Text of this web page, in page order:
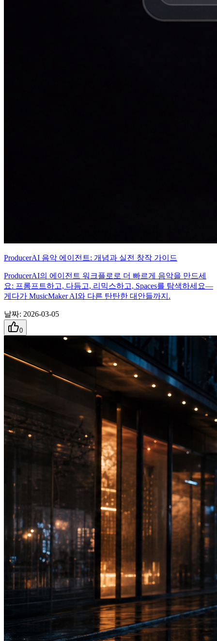
ProducerAI 음악 에이전트: 개념과 실전 창작 가이드
ProducerAI의 에이전트 워크플로로 더 빠르게 음악을 만드세
요: 프롬프트하고, 다듬고, 리믹스하고, Spaces를 탐색하세요—
게다가 MusicMaker AI와 다른 탄탄한 대안들까지.
날짜: 2026-03-05
0